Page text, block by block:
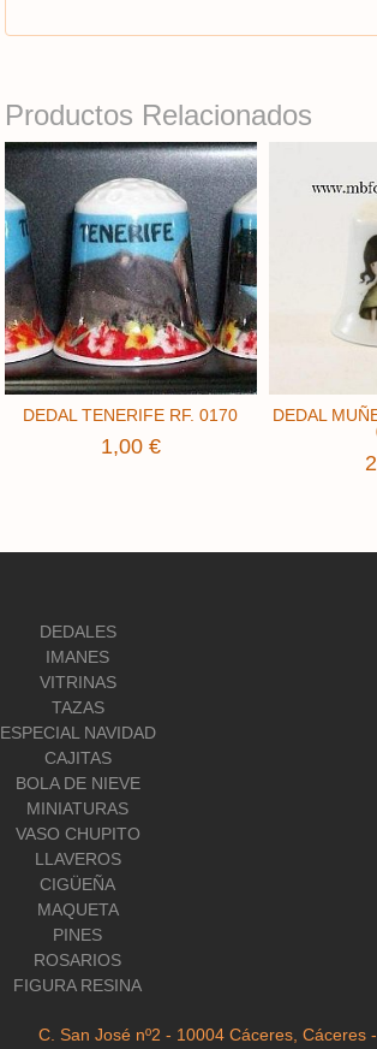
Productos Relacionados
DEDAL TENERIFE RF. 0170
1,00 €
DEDAL
DEDALES
IMANES
VITRINAS
TAZAS
ESPECIAL NAVIDAD
CAJITAS
BOLA DE NIEVE
MINIATURAS
VASO CHUPITO
LLAVEROS
CIGÜEÑA
MAQUETA
PINES
ROSARIOS
FIGURA RESINA
C. San José nº2 - 10004 Cáceres,